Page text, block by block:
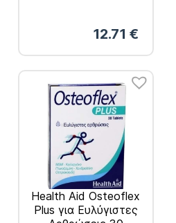
12.71 €
Health Aid Osteoflex
Plus για Ευλύγιστες